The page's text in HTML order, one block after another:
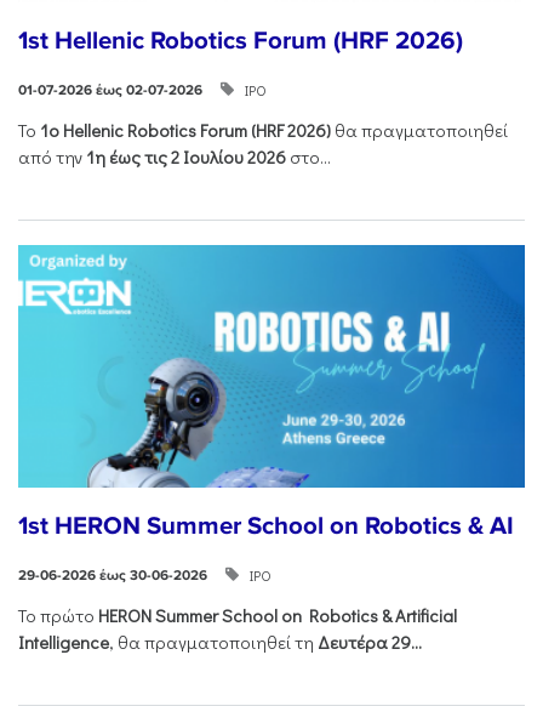
1st Hellenic Robotics Forum (HRF 2026)
01-07-2026 έως 02-07-2026 ΙΡΟ
Το 1ο Hellenic Robotics Forum (HRF2026) θα πραγματοποιηθεί
από την 1η έως τις 2 Ιουλίου 2026 στο...
1st HERON Summer School on Robotics & AI
29-06-2026 έως 30-06-2026 ΙΡΟ
Το πρώτο HERONSummerSchool on Robotics &Artificial
Intelligence, θα πραγματοποιηθεί τη Δευτέρα 29...